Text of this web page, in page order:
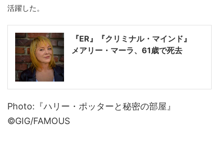
活躍した。
『ER』『クリミナル・マインド』
メアリー・マーラ、61歳で死去
Photo:『ハリー・ポッターと秘密の部屋』
©GIG/FAMOUS